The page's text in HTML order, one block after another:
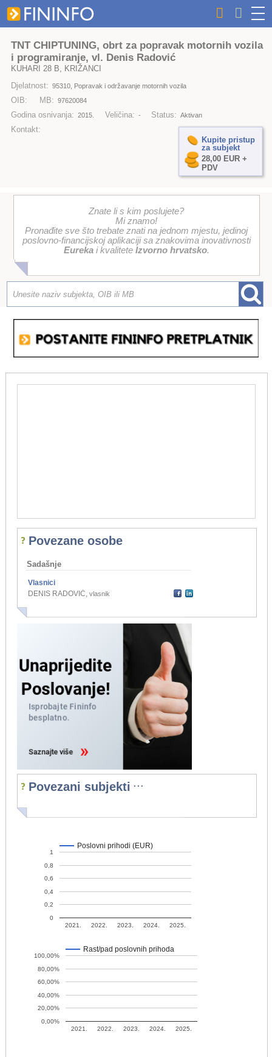
TNT CHIPTUNING, obrt za popravak motornih vozila
i programiranje, vl. Denis Radović
KUHARI 28 B, KRIŽANCI
Djelatnost: 95310, Popravak i održavanje motornih vozila
OIB: MB: 97620084
Godina osnivanja: 2015. Veličina: - Status: Aktivan
Kontakt:
Kupite pristup
za subjekt
28,00 EUR +
PDV
Znate li s kim poslujete?
Mi znamo!
Pronađite sve što trebate znati na jednom mjestu, jedinoj
poslovno-financijskoj aplikaciji sa znakovima inovativnosti
Eurekai kvalitete Izvorno hrvatsko.
Povezane osobe
Sadašnje
Vlasnici
DENIS RADOVIĆ, vlasnik
Povezani subjekti ...
Poslovni prihodi (EUR)
2021. 2022. 2023. 2024. 2025.
0
0,2
0,4
0,6
0,8
1
Rast/pad poslovnih prihoda
2021. 2022. 2023. 2024. 2025.
0,00%
20,00%
40,00%
60,00%
80,00%
100,00%